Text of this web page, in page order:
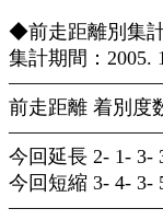
◆前走距離別集
集計期間：2005.
前走距離 着別度
今回延長 2- 1- 3-
今回短縮 3- 4- 3-